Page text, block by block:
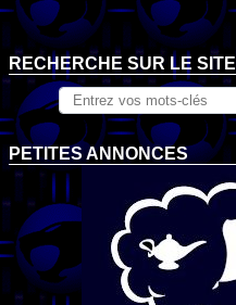
RECHERCHE SUR LE SITE
PETITES ANNONCES